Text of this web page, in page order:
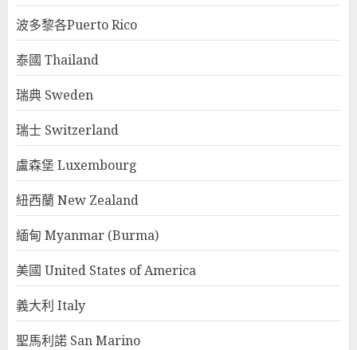
波多黎各Puerto Rico
泰國 Thailand
瑞典 Sweden
瑞士 Switzerland
盧森堡 Luxembourg
紐西蘭 New Zealand
緬甸 Myanmar (Burma)
美國 United States of America
義大利 Italy
聖馬利諾 San Marino